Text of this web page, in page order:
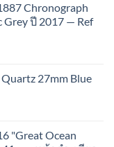
Chronograph
ปี 2017 — Ref
Quartz 27mm Blue
"Great Ocean